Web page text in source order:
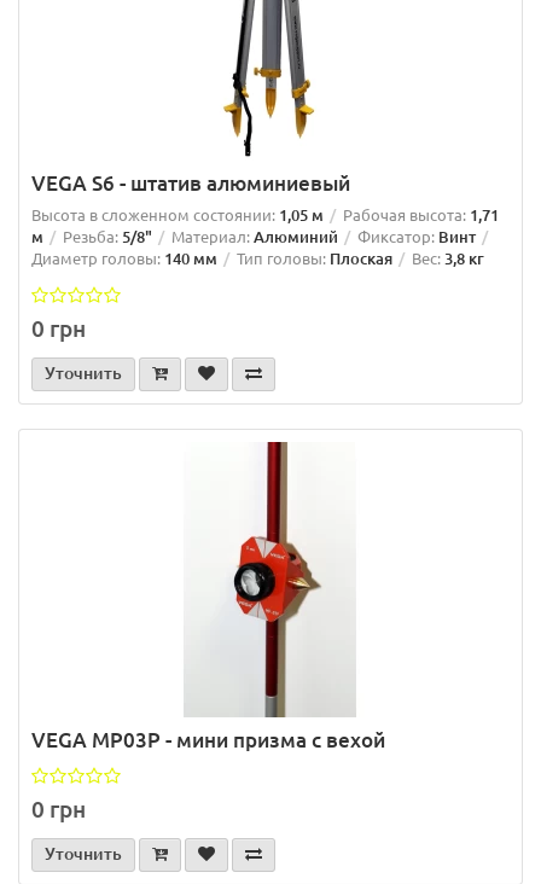
VEGA S6 - штатив алюминиевый
Высота в сложенном состоянии: 1,05 м Рабочая высота: 1,71
м
Резьба: 5/8" Материал:Алюминий Фиксатор: Винт
Диаметр головы: 140 мм Тип головы: Плоская Вес:3,8 кг
0 грн
Уточнить
VEGA MP03P - мини призма с вехой
0 грн
Уточнить